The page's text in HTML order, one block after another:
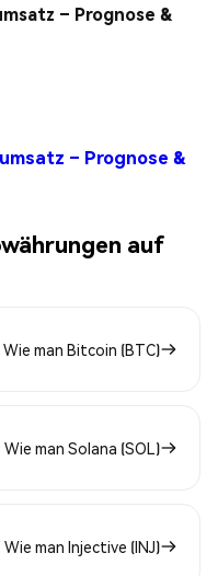
– Prognose &
– Prognose &
auf
Wie man Bitcoin (BTC)
Wie man Solana (SOL)
Wie man Injective (INJ)